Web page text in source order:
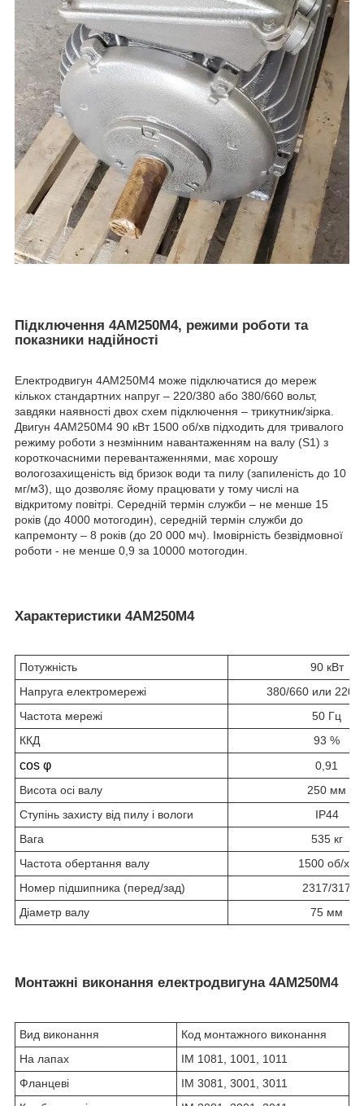
Підключення 4АМ250М4, режими роботи та
показники надійності
Електродвигун 4АМ250М4 може підключатися до мереж
кількох стандартних напруг – 220/380 або 380/660 вольт,
завдяки наявності двох схем підключення – трикутник/зірка.
Двигун 4АМ250М4 90 кВт 1500 об/хв підходить для тривалого
режиму роботи з незмінним навантаженням на валу (S1) з
короткочасними перевантаженнями, має хорошу
вологозахищеність від бризок води та пилу (запиленість до 10
мг/м3), що дозволяє йому працювати у тому числі на
відкритому повітрі. Середній термін служби – не менше 15
років (до 4000 мотогодин), середній термін служби до
капремонту – 8 років (до 20 000 мч). Імовірність безвідмовної
роботи - не менше 0,9 за 10000 мотогодин.
Характеристики 4АМ250М4
Потужність
90 кВт
Напруга електромережі
380/660 или 220/
Частота мережі
50 Гц
ККД
93 %
cos φ
0,91
Висота осі валу
250 мм
Ступінь захисту від пилу і вологи
IP44
Вага
535 кг
Частота обертання валу
1500 об/хв
Номер підшипника (перед/зад)
2317/317
Діаметр валу
75 мм
Монтажні виконання електродвигуна 4АМ250М4
Вид виконання
Код монтажного виконання
На лапах
IM 1081, 1001, 1011
Фланцеві
IM 3081, 3001, 3011